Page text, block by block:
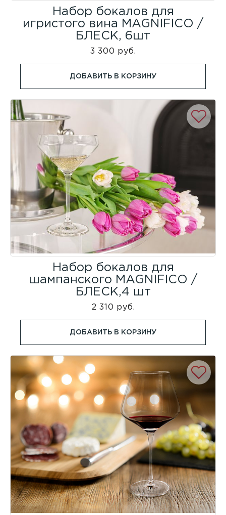
Набор бокалов для
игристого вина MAGNIFICO /
БЛЕСК, 6шт
3 300 руб.
ДОБАВИТЬ В КОРЗИНУ
Набор бокалов для
шампанского MAGNIFICO /
БЛЕСК,4 шт
2 310 руб.
ДОБАВИТЬ В КОРЗИНУ